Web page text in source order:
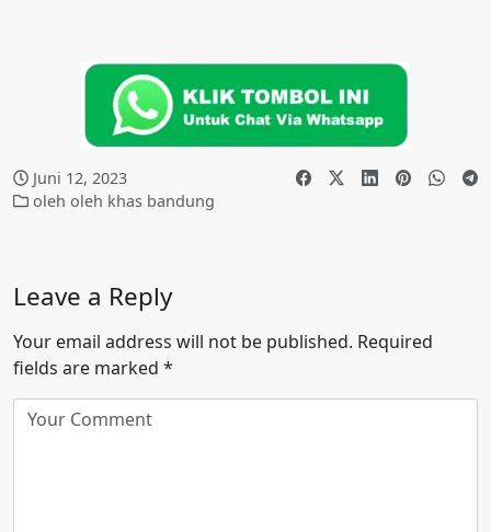
Juni 12, 2023
oleh oleh khas bandung
Leave a Reply
Your email address will not be published. Required
fields are marked *